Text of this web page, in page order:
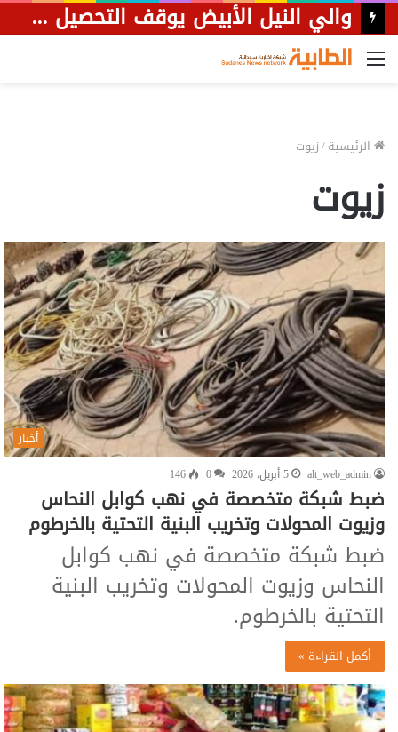
والي النيل الأبيض يوقف التحصيل الورقي ويلزم مركبات النظاميين بالتوقف للتفتيش
القائمة
الرئيسية/زيوت
زيوت
أخبار
alt_web_admin
5 أبريل، 2026 0
146
ضبط شبكة متخصصة في نهب كوابل النحاس
وزيوت المحولات وتخريب البنية التحتية بالخرطوم
ضبط شبكة متخصصة في نهب كوابل
النحاس وزيوت المحولات وتخريب البنية
التحتية بالخرطوم.
أكمل القراءة »